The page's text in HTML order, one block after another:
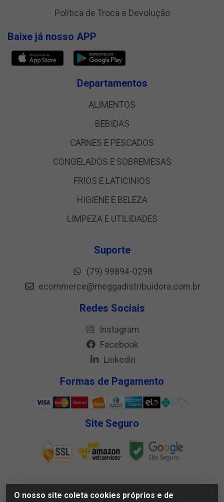
O nosso site coleta cookies próprios e de
Política de Troca e Devolução
Baixe já nosso APP
Departamentos
ALIMENTOS
BEBIDAS
CARNES E PESCADOS
CONGELADOS E SOBREMESAS
FRIOS E LATICINIOS
HIGIENE E BELEZA
LIMPEZA E UTILIDADES
Suporte
(79) 99894-0298
ecommerce@meggadistribuidora.com.br
Redes Sociais
Instagram
Facebook
Linkedin
Formas de Pagamento
Site Seguro